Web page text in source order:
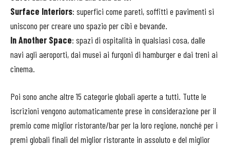
Surface Interiors: superfici come pareti, soffitti e pavimenti si
uniscono per creare uno spazio per cibi e bevande.
In Another Space: spazi di ospitalità in qualsiasi cosa, dalle
navi agli aeroporti, dai musei ai furgoni di hamburger e dai treni ai
cinema.
Poi sono anche altre 15 categorie globali aperte a tutti. Tutte le
iscrizioni vengono automaticamente prese in considerazione per il
premio come miglior ristorante/bar per la loro regione, nonché per i
premi globali finali del miglior ristorante in assoluto e del miglior